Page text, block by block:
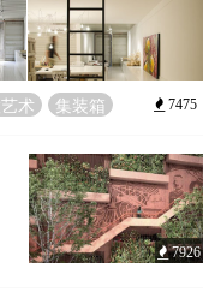
术 集装箱 7475
7926